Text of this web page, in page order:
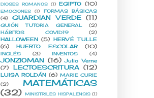
DIOSES ROMANOS (1) EGIPTO (10)
EMOCIONES (1)
FORMAS BÁSICAS
(4)
GUARDIAN VERDE (11)
GUIÓN TUTORIA GENERAL
(2)
HÁBITOS COVID19
(2)
HALLOWEEN (5) HERVÉ TULLE
(6)
HUERTO ESCOLAR (10)
INGLÉS (3) INVENTOS (4)
JONZIOMAN (16) Julio Verne
(7)
LECTOESCRITURA (12)
LUISA ROLDÁN (6) MARIE CURIE
(2)
MATEMÁTICAS
(32)
MINISTRILES HISPALENSIS (1)